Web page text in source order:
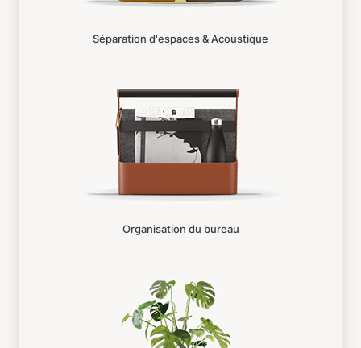
Séparation d'espaces & Acoustique
Organisation du bureau